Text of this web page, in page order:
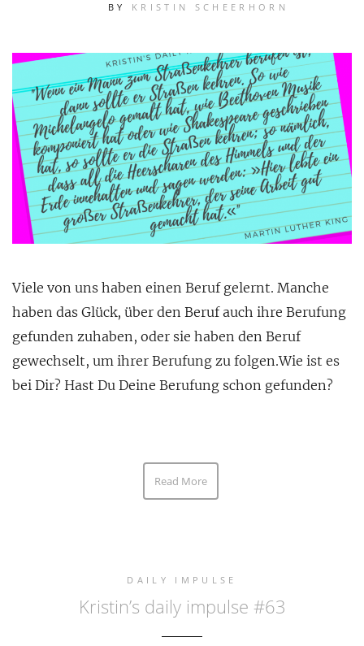
BY KRISTIN SCHEERHORN
Viele von uns haben einen Beruf gelernt. Manche
haben das Glück, über den Beruf auch ihre Berufung
gefunden zuhaben, oder sie haben den Beruf
gewechselt, um ihrer Berufung zu folgen.Wie ist es
bei Dir? Hast Du Deine Berufung schon gefunden?
Read More
DAILY IMPULSE
Kristin’s daily impulse #63